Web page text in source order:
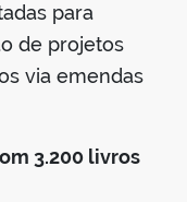
para
de projetos
via emendas
3.200 livros